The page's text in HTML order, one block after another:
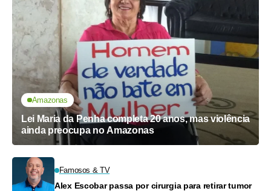
Amazonas
Lei Maria da Penha completa 20 anos, mas violência
ainda preocupa no Amazonas
Famosos & TV
Alex Escobar passa por cirurgia para retirar tumor